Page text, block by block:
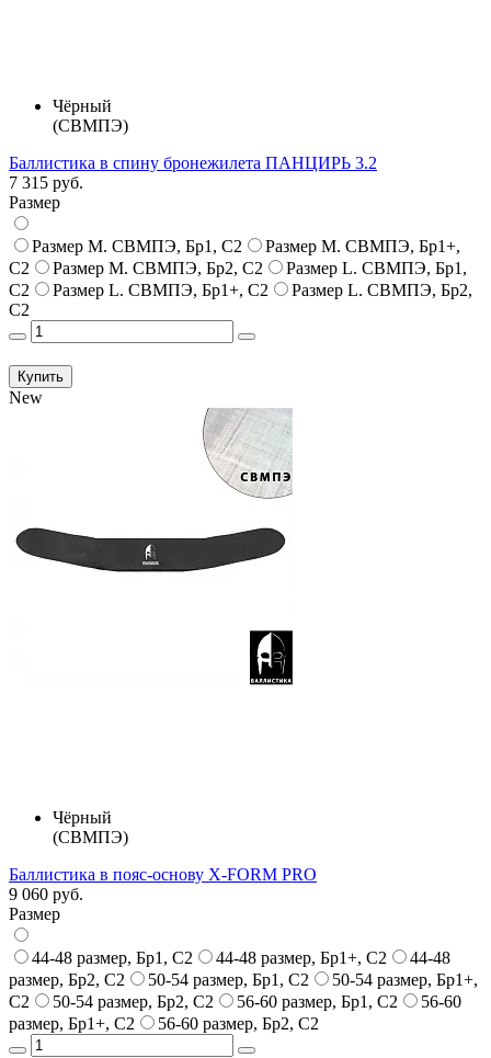
Чёрный
(СВМПЭ)
Баллистика в спину бронежилета ПАНЦИРЬ 3.2
7 315 руб.
Размер
Размер M. СВМПЭ, Бр1, С2
Размер M. СВМПЭ, Бр1+,
С2
Размер M. СВМПЭ, Бр2, С2
Размер L. СВМПЭ, Бр1,
С2
Размер L. СВМПЭ, Бр1+, С2
Размер L. СВМПЭ, Бр2,
С2
Купить
New
Чёрный
(СВМПЭ)
Баллистика в пояс-основу X-FORM PRO
9 060 руб.
Размер
44-48 размер, Бр1, С2 44-48 размер, Бр1+, С2
44-48
размер, Бр2, С2
50-54 размер, Бр1, С2
50-54 размер, Бр1+,
С2
50-54 размер, Бр2, С2 56-60 размер, Бр1, С2
56-60
размер, Бр1+, С2
56-60 размер, Бр2, С2